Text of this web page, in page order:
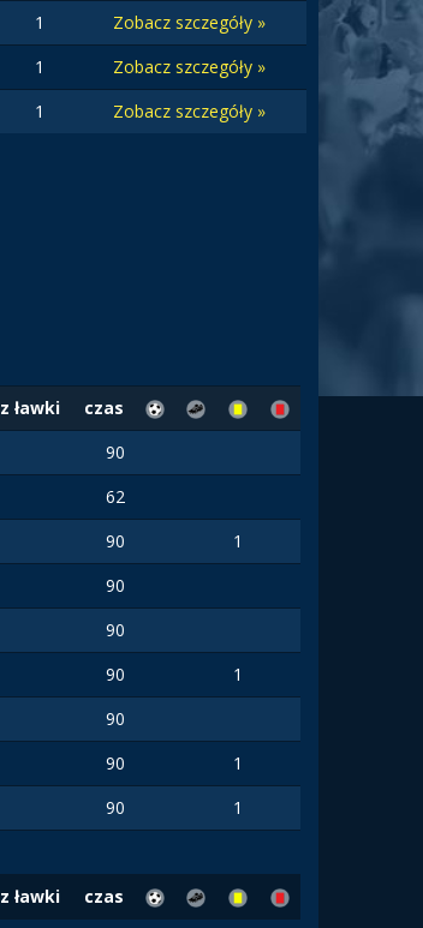
1
Zobacz szczegóły »
1
Zobacz szczegóły »
1 Zobacz szczegóły »
z ławki
czas
90
62
90
1
90
90
90
1
90
90
1
90
1
z ławki
czas